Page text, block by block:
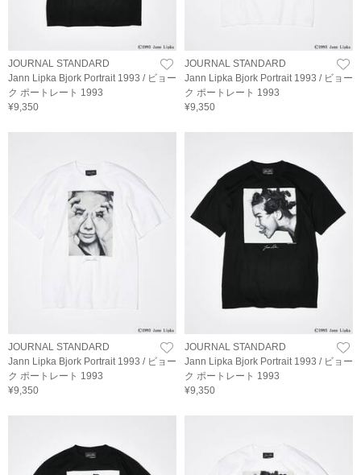
JOURNAL STANDARD
Jann Lipka Bjork Portrait 1993 / ビョー
ク ポートレート 1993
¥9,350
JOURNAL STANDARD
Jann Lipka Bjork Portrait 1993 / ビョー
ク ポートレート 1993
¥9,350
JOURNAL STANDARD
Jann Lipka Bjork Portrait 1993 / ビョー
ク ポートレート 1993
¥9,350
JOURNAL STANDARD
Jann Lipka Bjork Portrait 1993 / ビョー
ク ポートレート 1993
¥9,350